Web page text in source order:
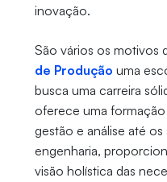
inovação.
São vários os motivos
de Produção uma
busca uma carreira
oferece uma formação
gestão e análise até
engenharia,
visão holística das